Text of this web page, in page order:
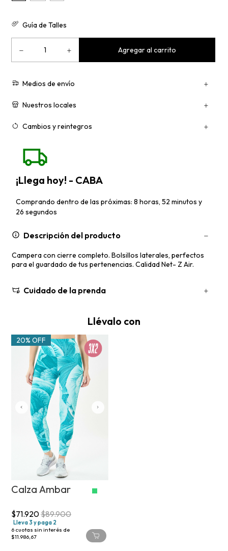
Guía de Talles
Medios de envío
Nuestros locales
Cambios y reintegros
¡Llega hoy! - CABA
Comprando dentro de las próximas: 8 horas, 52 minutos y
26 segundos
Descripción del producto
Campera con cierre completo. Bolsillos laterales, perfectos
para el guardado de tus pertenencias. Calidad Net- Z Air.
Cuidado de la prenda
Llévalo con
20% OFF
Calza Ambar
$71.920$89.900
Lleva 3 y paga 2
6 cuotas sin interés de
$11.986,67